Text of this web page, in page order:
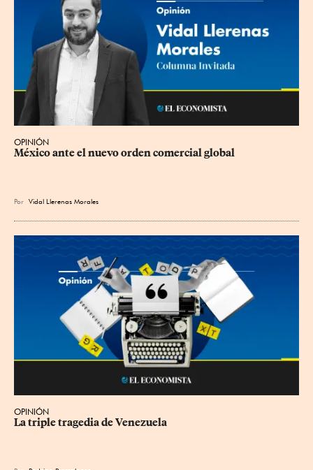
OPINIÓN
México ante el nuevo orden comercial global
Por Vidal Llerenas Morales
OPINIÓN
La triple tragedia de Venezuela